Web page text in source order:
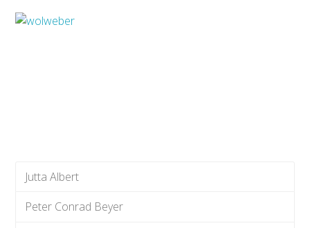
Jutta Albert
Peter Conrad Beyer